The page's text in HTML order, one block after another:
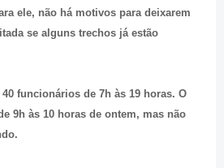
ele, não há motivos para deixarem
se alguns trechos já estão
funcionários de 7h às 19 horas. O
9h às 10 horas de ontem, mas não